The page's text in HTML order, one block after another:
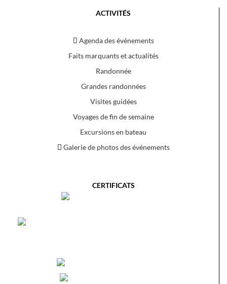
ACTIVITÉS
Agenda des événements
Faits marquants et actualités
Randonnée
Grandes randonnées
Visites guidées
Voyages de fin de semaine
Excursions en bateau
Galerie de photos des événements
CERTIFICATS